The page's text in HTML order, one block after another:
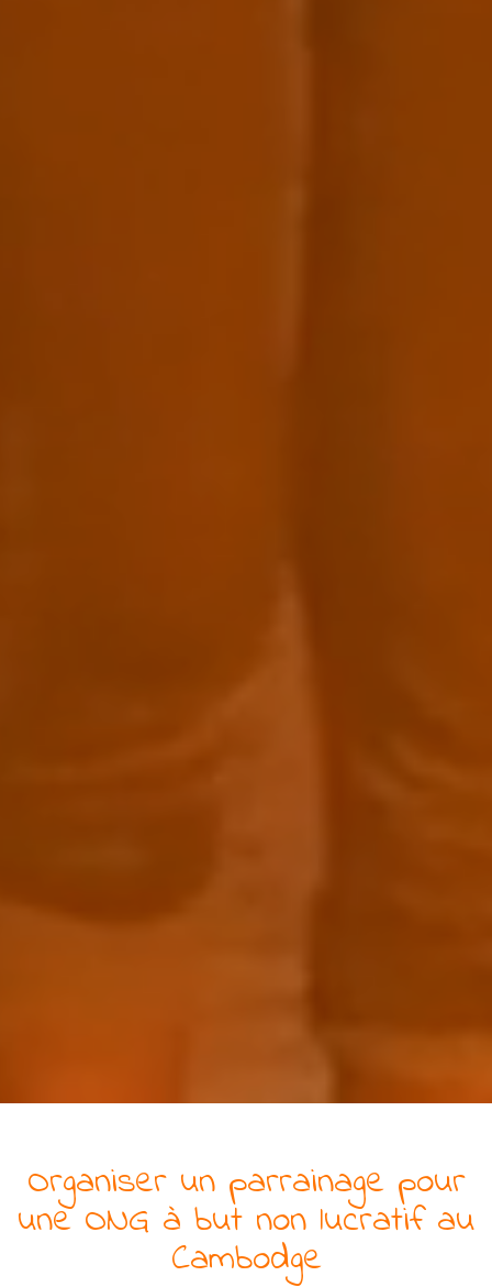
Organiser un parrainage pour
uneONG à but non lucratifau
Cambodge